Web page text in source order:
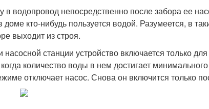
в водопровод непосредственно после забора ее
доме кто-нибудь пользуется водой. Разумеется, в
выходит из строя.
станции устройство включается только
количество воды в нем достигает
отключает насос. Снова он включится только